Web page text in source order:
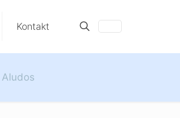
Kontakt